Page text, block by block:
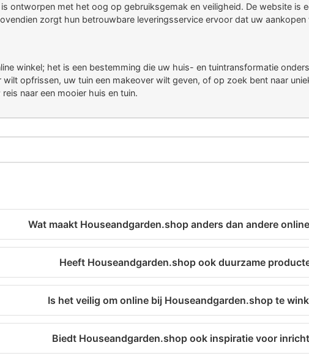
ontworpen met het oog op gebruiksgemak en veiligheid. De website is
zorgt hun betrouwbare leveringsservice ervoor dat uw
winkel; het is een bestemming die uw huis- en tuintransformatie
opfrissen, uw tuin een makeover wilt geven, of op zoek bent naar
naar een mooier huis en tuin.
Wat maakt Houseandgarden.shop anders dan andere
Heeft Houseandgarden.shop ook duurzame
Is het veilig om online bij Houseandgarden.shop te
Biedt Houseandgarden.shop ook inspiratie voor